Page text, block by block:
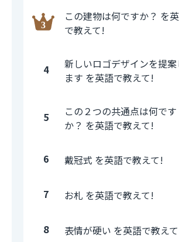
この建物は何ですか？ を
で教えて!
4
新しいロゴデザインを提案
ます を英語で教えて!
5
この２つの共通点は何です
か？ を英語で教えて!
6 戴冠式 を英語で教えて!
7 お札 を英語で教えて!
8 表情が硬い を英語で教え